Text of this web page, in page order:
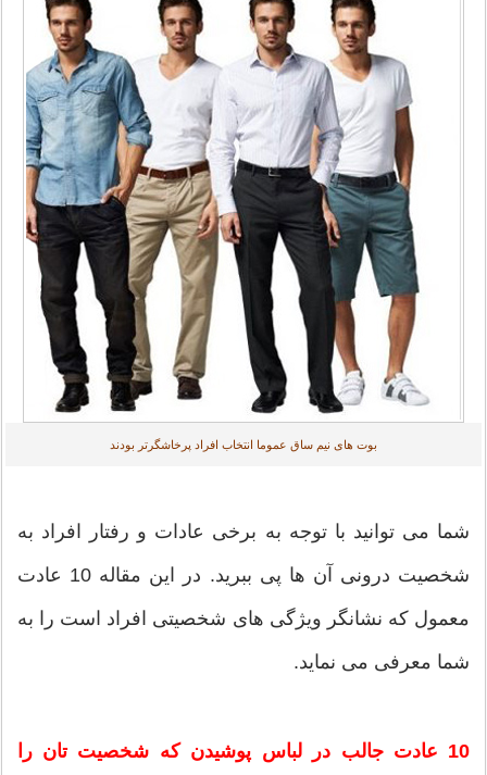
بوت های نیم ساق عموما انتخاب افراد پرخاشگرتر بودند
شما می توانید با توجه به برخی عادات و رفتار افراد به
شخصیت درونی آن ها پی ببرید. در این مقاله 10 عادت
معمول که نشانگر ویژگی های شخصیتی افراد است را به
شما معرفی می نماید.
10 عادت جالب در لباس پوشیدن که شخصیت تان را